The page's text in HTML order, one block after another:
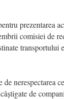
prezentarea
comisiei de
nerespectarea
de